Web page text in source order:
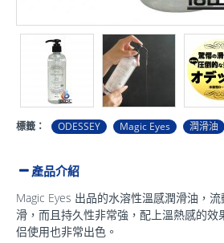
標籤： ODESSEY Magic Eyes 潤滑油
產品介紹
Magic Eyes 出品的水溶性溫感潤滑油，
滑，而且持久性非常強，配上溫熱感的效
侣使用也非常出色。